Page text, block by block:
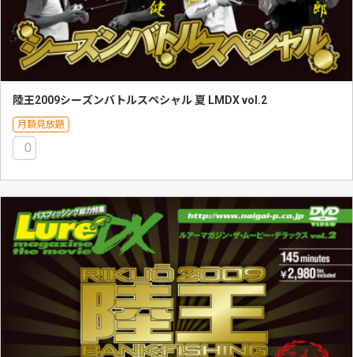
陸王2009シーズンバトルスペシャル 夏 LMDX vol.2
月額見放題
0